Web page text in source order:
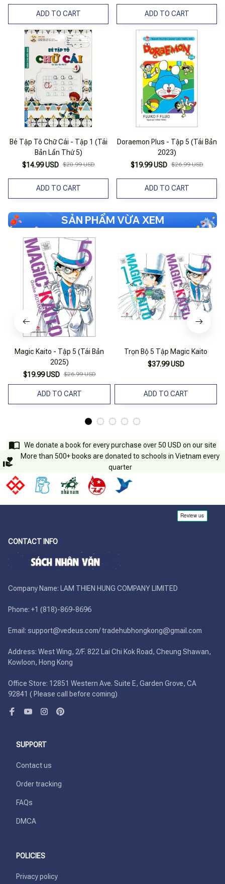
ADD TO CART ADD TO CART
Bé Tập Tô Chữ Cái - Tập 1 (Tái
Bản Lần Thứ 5)
$14.99 USD $20.99 USD
ADD TO CART
Doraemon Plus - Tập 5 (Tái Bản
2023)
$19.99 USD $26.99 USD
ADD TO CART
SẢN PHẨM VỪA XEM
Magic Kaito - Tập 5 (Tái Bản
2025)
$19.99 USD $26.99 USD
ADD TO CART
Trọn Bộ 5 Tập Magic Kaito
$37.99 USD
ADD TO CART
We donate a book for every purchase over 50 USD on our site
More than 500+ books are donated to schools in Vietnam every
quarter
CONTACT INFO
Company Name: LAM THIEN HUNG COMPANY LIMITED
Phone: +1 (818)-869-8696
Email: support@vedeus.com/ tradehubhongkong@gmail.com
Address: West Wing, 2/F. 822 Lai Chi Kok Road, Cheung Shawan,
Kowloon, Hong Kong
Office Store: 12851 Western Ave. Suite E, Garden Grove, CA
92841 ( Please call before coming)
SUPPORT
Contact us
Order tracking
FAQs
DMCA
POLICIES
Privacy policy